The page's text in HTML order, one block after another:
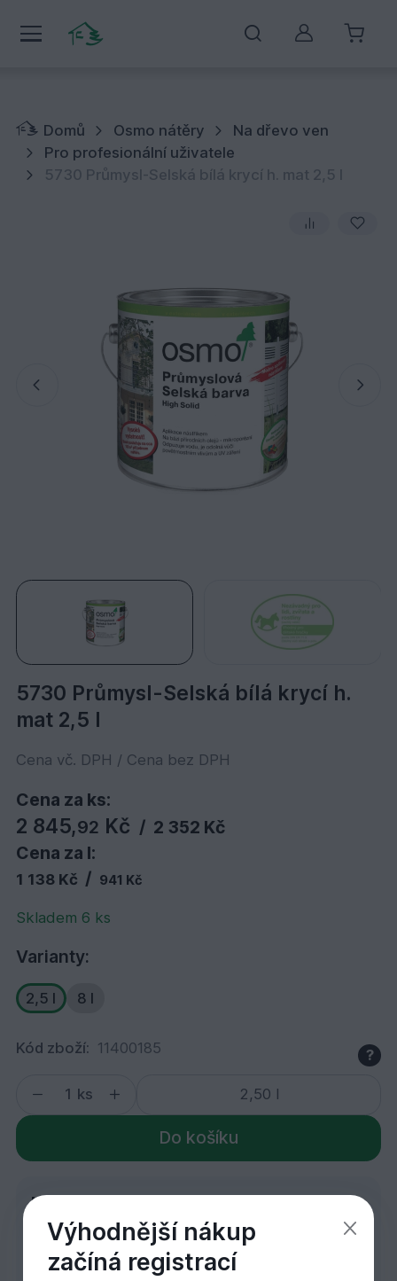
Můj účet
Domů Osmo nátěry
Na dřevo ven
Pro profesionální uživatele
5730 Průmysl-Selská bílá krycí h. mat 2,5 l
5730 Průmysl-Selská bílá krycí h.
mat 2,5 l
Cena vč. DPH / Cena bez DPH
Cena za ks:
2 845,92 Kč / 2 352 Kč
Cena za l:
1 138 Kč / 941 Kč
Skladem 6 ks
Varianty:
2,5 l 8 l
Kód zboží: 11400185 ?
ks
Do košíku
Máte speciální přání?
Rádi Vám zodpovíme
individuální dotazy, odborně
poradíme nebo uděláme
Výhodnější nákup
začíná registrací